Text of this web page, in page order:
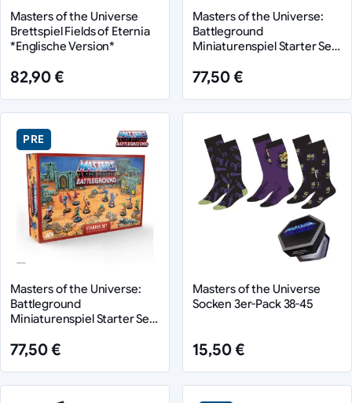
Masters of the Universe
Brettspiel Fields of Eternia
*Englische Version*
82,90 €
Masters of the Universe:
Battleground
Miniaturenspiel Starter Set
77,50 €
PRE
Masters of the Universe:
Battleground
Miniaturenspiel Starter Set
77,50 €
Masters of the Universe
Socken 3er-Pack 38-45
15,50 €